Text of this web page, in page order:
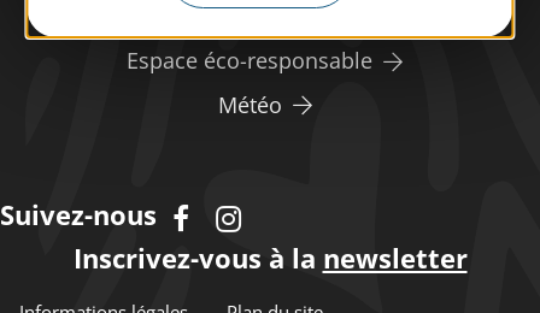
Tourisme handicap
Espace éco-responsable
Météo
Suivez-nous
Inscrivez-vous à la newsletter